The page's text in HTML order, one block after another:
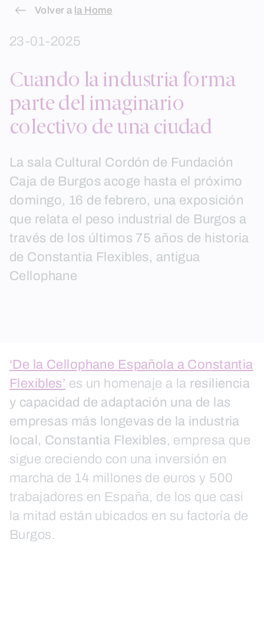
Skip
content
Volver a la Home
23-01-2025
Cuando la industria forma
parte del imaginario
colectivo de una ciudad
La sala Cultural Cordón de Fundación
Caja de Burgos acoge hasta el próximo
domingo, 16 de febrero, una exposición
que relata el peso industrial de Burgos a
través de los últimos 75 años de historia
de Constantia Flexibles, antigua
Cellophane
‘De la Cellophane Española a Constantia
Flexibles’ es un homenaje a la resiliencia
y capacidad de adaptación una de las
empresas más longevas de la industria
local, Constantia Flexibles, empresa que
sigue creciendo con una inversión en
marcha de 14 millones de euros y 500
trabajadores en España, de los que casi
la mitad están ubicados en su factoría de
Burgos.